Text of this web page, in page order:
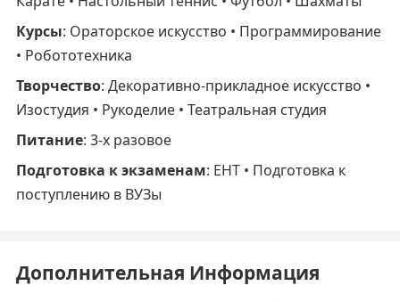
Курсы: Ораторское искусство • Программирование
• Робототехника
Творчество: Декоративно-прикладное искусство •
Изостудия • Рукоделие • Театральная студия
Питание: 3-х разовое
Подготовка к экзаменам: ЕНТ • Подготовка к
поступлению в ВУЗы
Дополнительная Информация